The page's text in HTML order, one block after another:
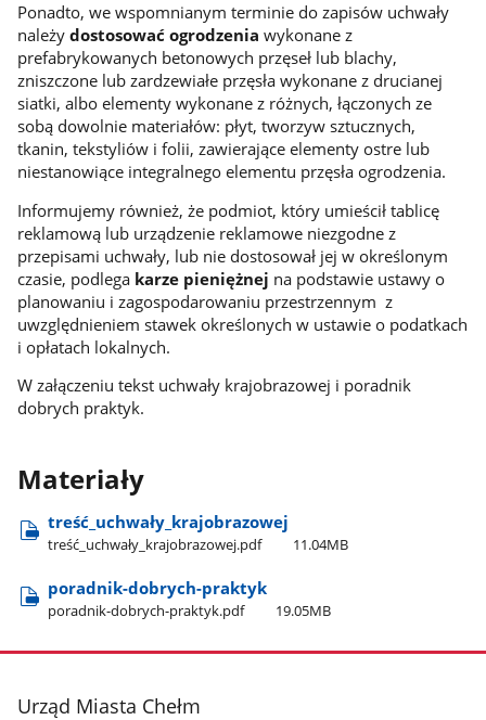
Ponadto, we wspomnianym terminie do zapisów uchwały
należydostosować ogrodzenia wykonane z
prefabrykowanych betonowych przęseł lub blachy,
zniszczone lub zardzewiałe przęsła wykonane z drucianej
siatki, albo elementy wykonane z różnych, łączonych ze
sobą dowolnie materiałów: płyt, tworzyw sztucznych,
tkanin, tekstyliów i folii, zawierające elementy ostre lub
niestanowiące integralnego elementu przęsła ogrodzenia.
Informujemy również, że podmiot, który umieścił tablicę
reklamową lub urządzenie reklamowe niezgodne z
przepisami uchwały, lub nie dostosował jej w określonym
czasie, podlega karze pieniężnej na podstawie ustawy o
planowaniu i zagospodarowaniu przestrzennym z
uwzględnieniem stawek określonych w ustawie o podatkach
i opłatach lokalnych.
W załączeniu tekst uchwały krajobrazowej i poradnik
dobrych praktyk.
Materiały
treść​_uchwały​_krajobrazowej
treść​_uchwały​_krajobrazowej.pdf 11.04MB
poradnik-dobrych-praktyk
poradnik-dobrych-praktyk.pdf 19.05MB
stopka
Urząd Miasta Chełm